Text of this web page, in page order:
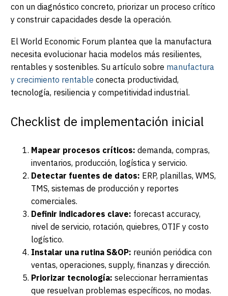
con un diagnóstico concreto, priorizar un proceso crítico
y construir capacidades desde la operación.
El World Economic Forum plantea que la manufactura
necesita evolucionar hacia modelos más resilientes,
rentables y sostenibles. Su artículo sobre manufactura
y crecimiento rentable conecta productividad,
tecnología, resiliencia y competitividad industrial.
Checklist de implementación inicial
Mapear procesos críticos: demanda, compras,
inventarios, producción, logística y servicio.
Detectar fuentes de datos: ERP, planillas, WMS,
TMS, sistemas de producción y reportes
comerciales.
Definir indicadores clave: forecast accuracy,
nivel de servicio, rotación, quiebres, OTIF y costo
logístico.
Instalar una rutina S&OP: reunión periódica con
ventas, operaciones, supply, finanzas y dirección.
Priorizar tecnología: seleccionar herramientas
que resuelvan problemas específicos, no modas.